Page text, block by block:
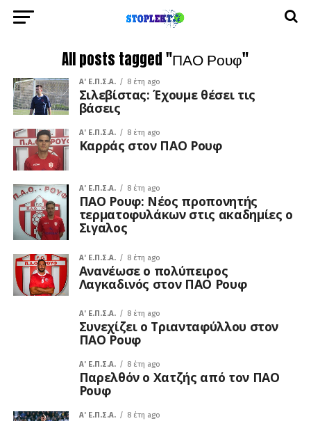
All posts tagged "ΠΑΟ Ρουφ"
A' Ε.Π.Σ.Α. 8 έτη ago
Σιλεβίστας: Έχουμε θέσει τις
βάσεις
A' Ε.Π.Σ.Α. 8 έτη ago
Καρράς στον ΠΑΟ Ρουφ
A' Ε.Π.Σ.Α. 8 έτη ago
ΠΑΟ Ρουφ: Νέος προπονητής
τερματοφυλάκων στις ακαδημίες ο
Σιγαλος
A' Ε.Π.Σ.Α. 8 έτη ago
Ανανέωσε ο πολύπειρος
Λαγκαδινός στον ΠΑΟ Ρουφ
A' Ε.Π.Σ.Α. 8 έτη ago
Συνεχίζει ο Τριανταφύλλου στον
ΠΑΟ Ρουφ
A' Ε.Π.Σ.Α. 8 έτη ago
Παρελθόν ο Χατζής από τον ΠΑΟ
Ρουφ
A' Ε.Π.Σ.Α. 8 έτη ago